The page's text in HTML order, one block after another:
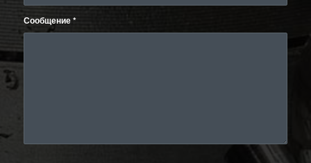
Сообщение*